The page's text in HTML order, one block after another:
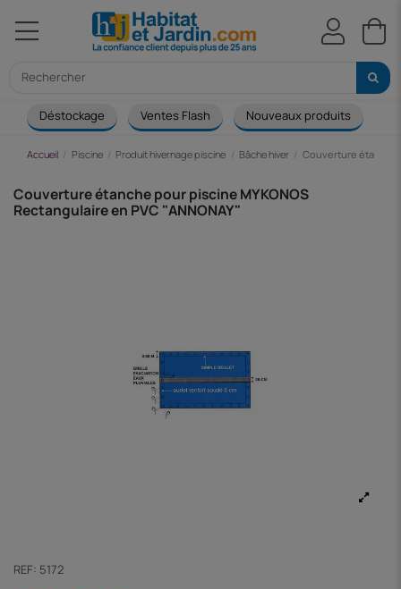
Déstockage Ventes Flash Nouveaux produits
Accueil Piscine Produit hivernage piscine Bâche hiver Couverture étanche
Couverture étanche pour piscine MYKONOS
Rectangulaire en PVC "ANNONAY"
REF: 5172